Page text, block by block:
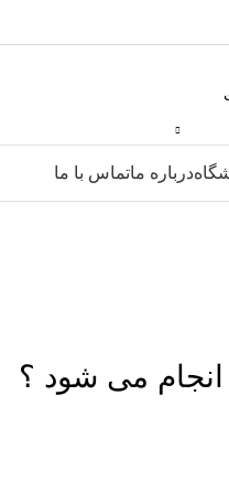
درباره ماتماس با ما
انجام می شود ؟